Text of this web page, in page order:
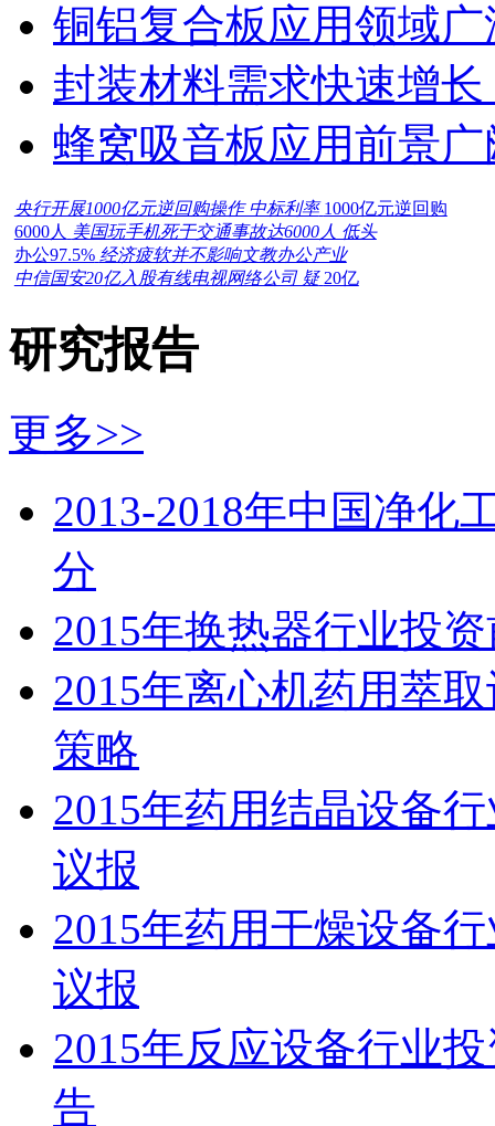
铜铝复合板应用领域
封装材料需求快速增
蜂窝吸音板应用前景
央行开展1000亿元逆回购操作 中标利率 1000亿元逆回购
6000人 美国玩手机死于交通事故达6000人 低头
办公97.5% 经济疲软并不影响文教办公产业
中信国安20亿入股有线电视网络公司 疑 20亿
研究报告
更多>>
2013-2018年中国净化
分
2015年换热器行业投
2015年离心机药用萃
策略
2015年药用结晶设备
议报
2015年药用干燥设备
议报
2015年反应设备行业
告